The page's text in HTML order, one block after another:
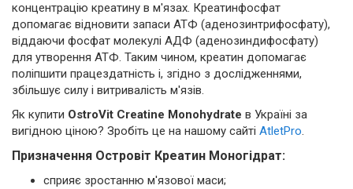
концентрацію креатину в м'язах. Креатинфосфат
допомагає відновити запаси АТФ (аденозинтрифосфату),
віддаючи фосфат молекулі АДФ (аденозиндифосфату)
для утворення АТФ. Таким чином, креатин допомагає
поліпшити працездатність і, згідно з дослідженнями,
збільшує силу і витривалість м'язів.
Як купити OstroVit Creatine Monohydrate в Україні за
вигідною ціною? Зробіть це на нашому сайті AtletPro.
Призначення Островіт Креатин Моногідрат:
сприяє зростанню м'язової маси;